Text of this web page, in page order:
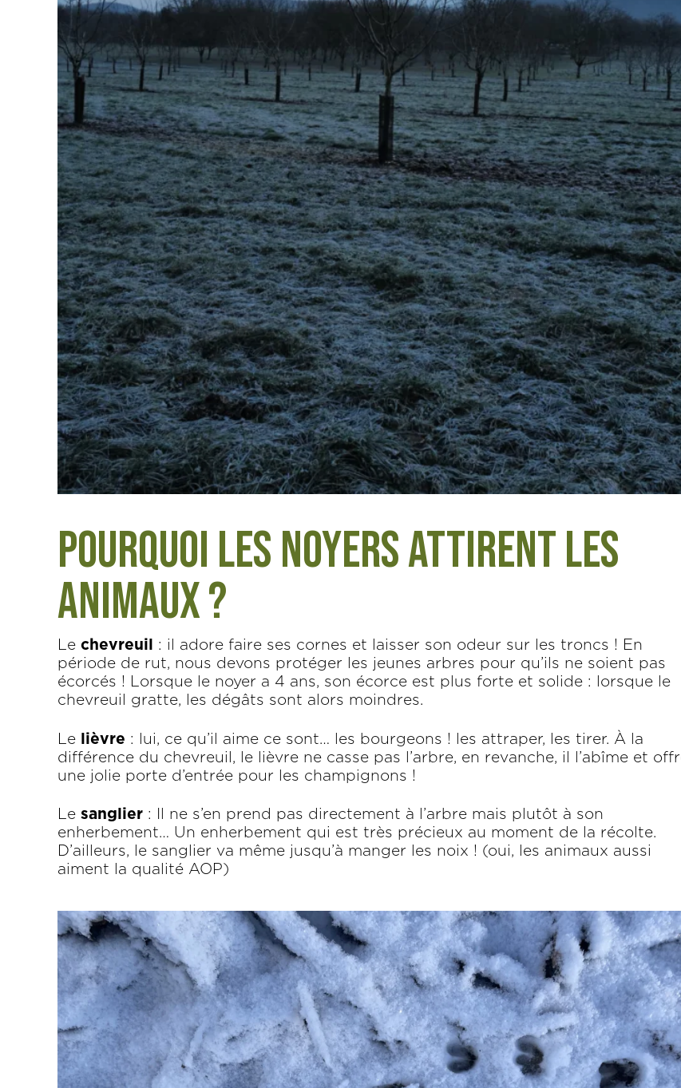
Pourquoi les noyers attirent les
animaux ?
Le chevreuil
: il adore faire ses cornes et laisser son odeur sur les troncs ! En
période de rut, nous devons protéger les jeunes arbres pour qu’ils ne soient pas
écorcés ! Lorsque le noyer a 4 ans, son écorce est plus forte et solide : lorsque le
chevreuil gratte, les dégâts sont alors moindres.
Le lièvre : lui, ce qu’il aime ce sont… les bourgeons ! les attraper, les tirer. À la
différence du chevreuil, le lièvre ne casse pas l’arbre, en revanche, il l’abîme et
une jolie porte d’entrée pour les champignons !
Le sanglier : Il ne s’en prend pas directement à l’arbre mais plutôt à son
enherbement… Un enherbement qui est très précieux au moment de la récolte.
D’ailleurs, le sanglier va même jusqu’à manger les noix ! (oui, les animaux aussi
aiment la qualité AOP)